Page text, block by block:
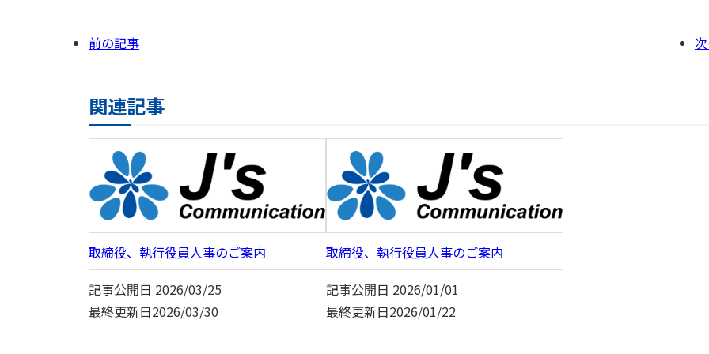
前の記事
関連記事
取締役、執行役員人事のご案内
記事公開日 2026/03/25
最終更新日2026/03/30
取締役、執行役員人事のご案内
記事公開日 2026/01/01
最終更新日2026/01/22